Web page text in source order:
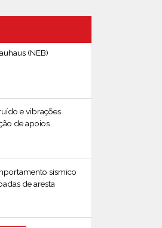
(NEB)
e vibrações
de apoios
sísmico
de aresta